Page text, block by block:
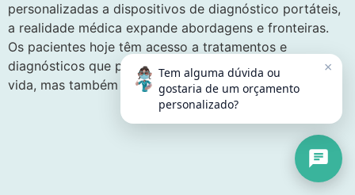
personalizadas a dispositivos de diagnóstico portáteis,
a realidade médica expande abordagens e fronteiras.
Os pacientes hoje têm acesso a tratamentos e
diagnósticos que podem adicionar não apenas anos à
vida, mas também maior […]
Tem alguma dúvida ou
gostaria de um orçamento
personalizado?
×